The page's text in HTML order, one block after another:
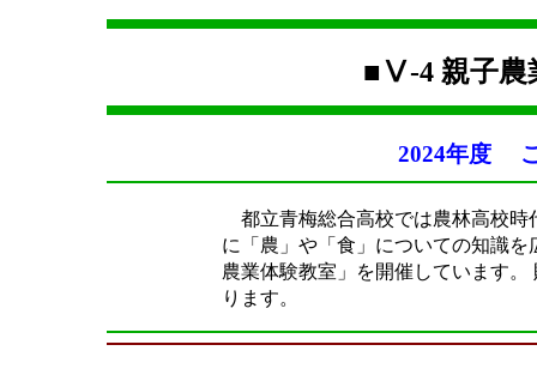
■Ⅴ-4 親子農
2024年度
都立青梅総合高校では農林高校時
に「農」や「食」についての知識
農業体験教室」を開催しています
ります。